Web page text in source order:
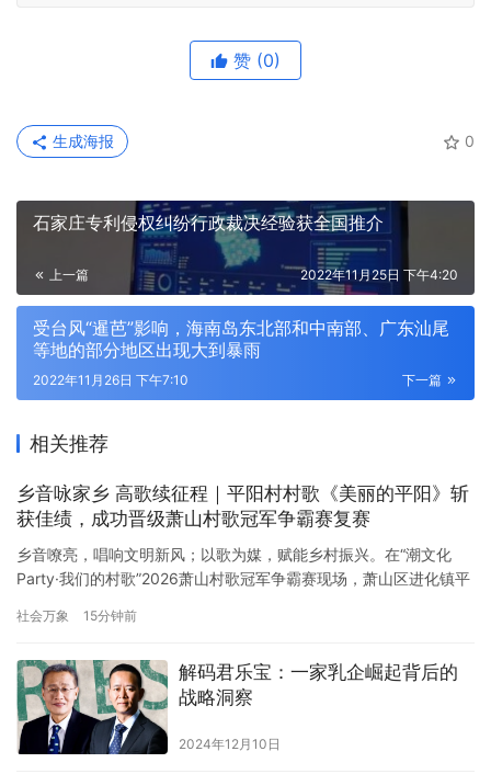
赞 (0)
0
生成海报
石家庄专利侵权纠纷行政裁决经验获全国推介
上一篇 2022年11月25日 下午4:20
受台风“暹芭”影响，海南岛东北部和中南部、广东汕尾
等地的部分地区出现大到暴雨
下一篇
2022年11月26日 下午7:10
相关推荐
乡音咏家乡 高歌续征程｜平阳村村歌《美丽的平阳》斩
获佳绩，成功晋级萧山村歌冠军争霸赛复赛
乡音嘹亮，唱响文明新风；以歌为媒，赋能乡村振兴。在“潮文化
Party·我们的村歌”2026萧山村歌冠军争霸赛现场，萧山区进化镇平
丽的平阳》精彩登台，凭借真挚动人的演绎斩获第二名的优异成
土底蕴，巧妙融入进化青梅之乡地域特色。表演创新融合萧山方言…
社会万象 15分钟前
解码君乐宝：一家乳企崛起背后的
战略洞察
2024年12月10日